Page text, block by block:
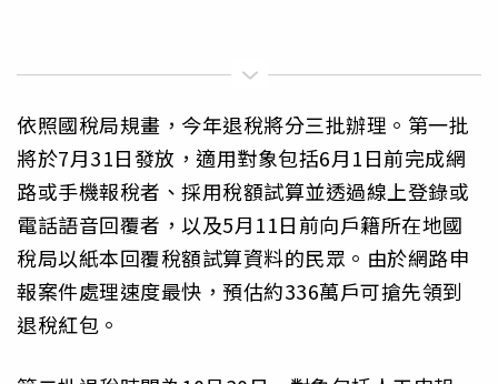
依照國稅局規畫，今年退稅將分三批辦理。第一批
將於7月31日發放，適用對象包括6月1日前完成網
路或手機報稅者、採用稅額試算並透過線上登錄或
電話語音回覆者，以及5月11日前向戶籍所在地國
稅局以紙本回覆稅額試算資料的民眾。由於網路申
報案件處理速度最快，預估約336萬戶可搶先領到
退稅紅包。